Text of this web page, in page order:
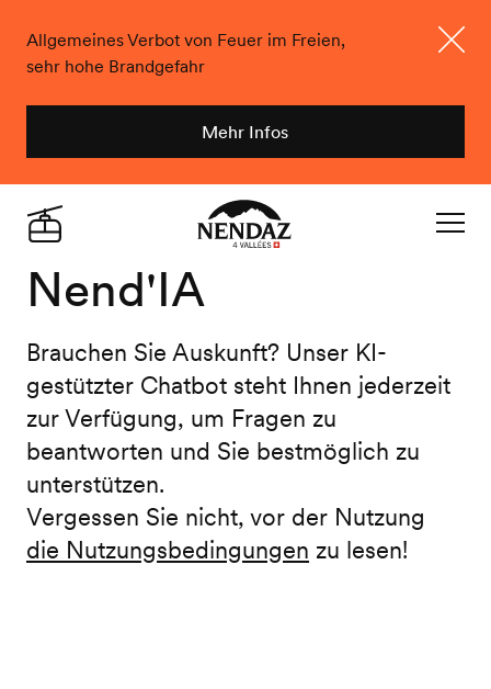
Allgemeines Verbot von Feuer im Freien,
sehr hohe Brandgefahr
Mehr Infos
Nendaz
Nend'IA
Brauchen Sie Auskunft? Unser KI-
gestützter Chatbot steht Ihnen jederzeit
zur Verfügung, um Fragen zu
beantworten und Sie bestmöglich zu
unterstützen.
Vergessen Sie nicht, vor der Nutzung
die Nutzungsbedingungen zu lesen!